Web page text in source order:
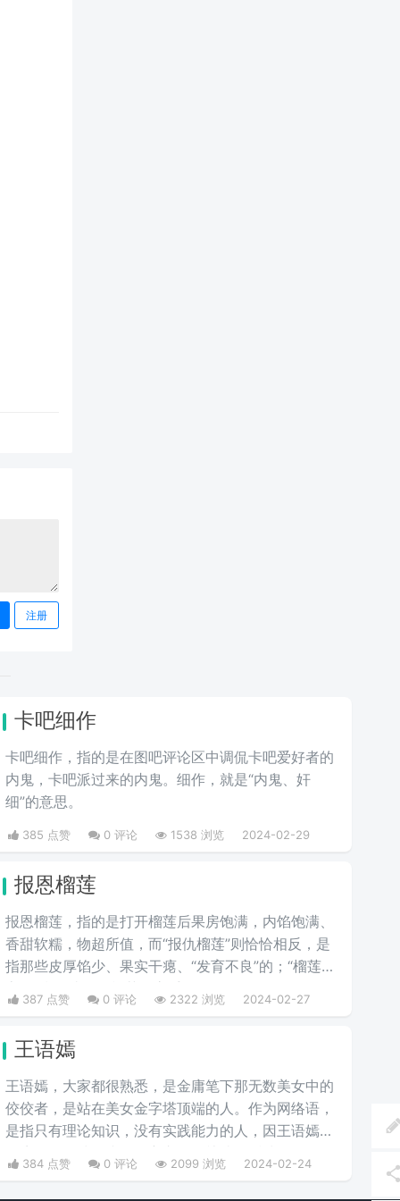
注册
卡吧细作
卡吧细作，指的是在图吧评论区中调侃卡吧爱好者的
内鬼，卡吧派过来的内鬼。细作，就是“内鬼、奸
细”的意思。
385 点赞 0 评论 1538 浏览 2024-02-29
报恩榴莲
报恩榴莲，指的是打开榴莲后果房饱满，内馅饱满、
香甜软糯，物超所值，而“报仇榴莲”则恰恰相反，是
指那些皮厚馅少、果实干瘪、“发育不良”的；“榴莲刺
客”则指那些会挑榴莲的高手。
387 点赞 0 评论 2322 浏览 2024-02-27
王语嫣
王语嫣，大家都很熟悉，是金庸笔下那无数美女中的
佼佼者，是站在美女金字塔顶端的人。作为网络语，
是指只有理论知识，没有实践能力的人，因王语嫣是
金庸笔下的武侠小说女主之一，熟读各派武学秘笈，
能看得出各个门派的武功招式，是一位武学理论家，
却完全不会武功，适合纸上谈兵。如“说唱界王语
384 点赞 0 评论 2099 浏览 2024-02-24